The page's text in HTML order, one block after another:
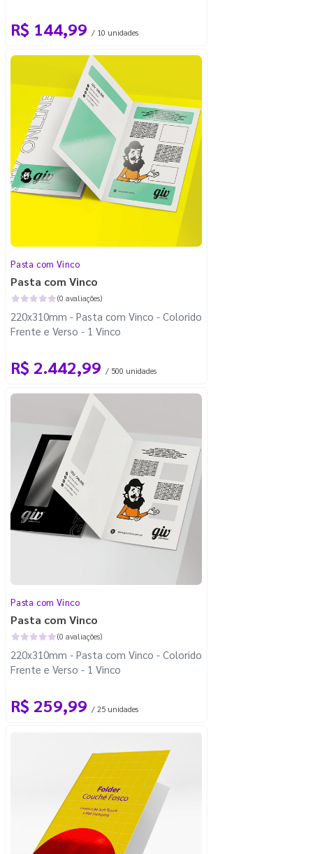
R$ 144,99 / 10 unidades
Pasta com Vinco
Pasta com Vinco
(0 avaliações)
220x310mm - Pasta com Vinco - Colorido
Frente e Verso - 1 Vinco
R$ 2.442,99 / 500 unidades
Pasta com Vinco
Pasta com Vinco
(0 avaliações)
220x310mm - Pasta com Vinco - Colorido
Frente e Verso - 1 Vinco
R$ 259,99 / 25 unidades